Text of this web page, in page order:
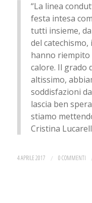
“La linea
festa intesa
tutti insieme,
del
hanno riempito
calore. Il grado
altissimo,
soddisfazioni
lascia ben
stiamo
Cristina
4 APRILE 2017 / 0 COMMENTI